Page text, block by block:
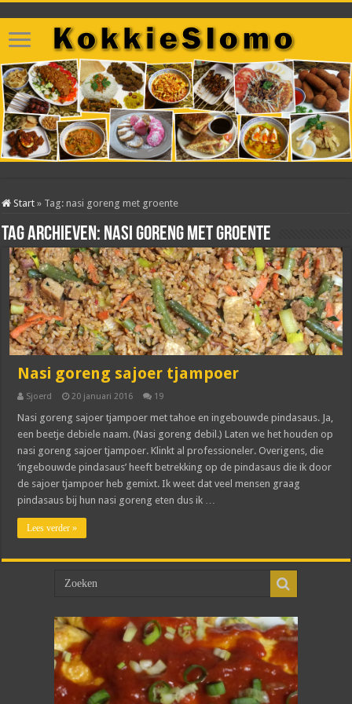
Start » Tag:nasi goreng met groente
Tag archieven: nasi goreng met groente
Nasi goreng sajoer tjampoer
Sjoerd 20 januari 2016 19
Nasi goreng sajoer tjampoer met tahoe en ingebouwde pindasaus. Ja,
een beetje debiele naam. (Nasi goreng debil.) Laten we het houden op
nasi goreng sajoer tjampoer. Klinkt al professioneler. Overigens, die
‘ingebouwde pindasaus’ heeft betrekking op de pindasaus die ik door
de sajoer tjampoer heb gemixt. Ik weet dat veel mensen graag
pindasaus bij hun nasi goreng eten dus ik …
Lees verder »